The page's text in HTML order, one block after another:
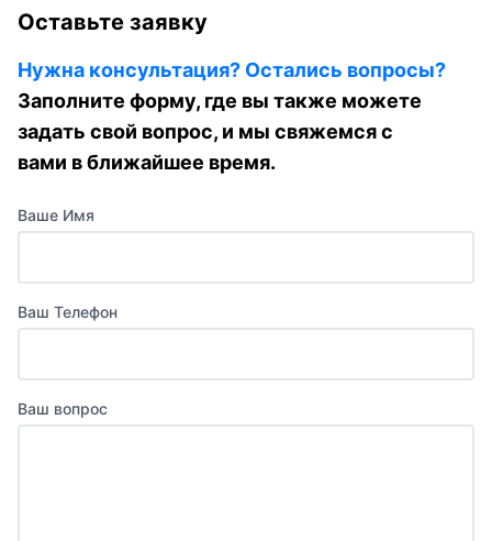
Оставьте заявку
Нужна консультация? Остались вопросы?
Заполните форму, где вы также можете
задать свой вопрос, и мы свяжемся с
вами в ближайшее время.
Ваше Имя
Ваш Телефон
Ваш вопрос